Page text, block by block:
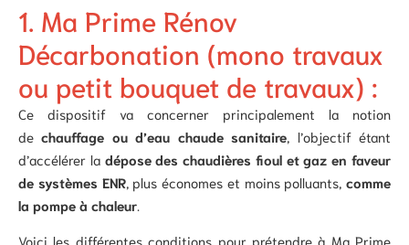
1. Ma Prime Rénov
Décarbonation (mono travaux
ou petit bouquet de travaux) :
Ce dispositif va concerner principalement la notion
dechauffage ou d’eau chaude sanitaire , l’objectif étant
d’accélérer la dépose des chaudières fioul et gaz en faveur
de systèmes ENR, plus économes et moins polluants, comme
la pompe à chaleur
Voici les différentes conditions pour prétendre à Ma Prime